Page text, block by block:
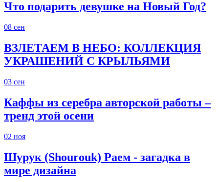
Что подарить девушке на Новый Год?
08 сен
ВЗЛЕТАЕМ В НЕБО: КОЛЛЕКЦИЯ
УКРАШЕНИЙ С КРЫЛЬЯМИ
03 сен
Каффы из серебра авторской работы –
тренд этой осени
02 ноя
Шурук (Shourouk) Раем - загадка в
мире дизайна